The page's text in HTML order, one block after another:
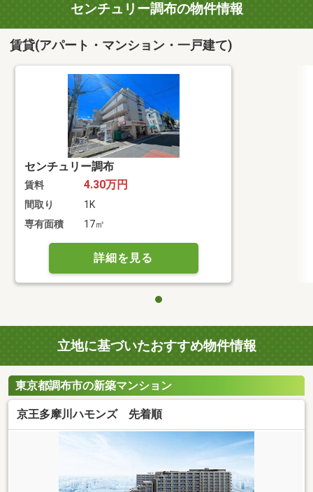
センチュリー調布の物件情報
賃貸(アパート・マンション・一戸建て)
センチュリー調布
賃料 4.30万円
間取り
1K
専有面積
17㎡
詳細を見る
立地に基づいたおすすめ物件情報
東京都調布市の新築マンション
京王多摩川ハモンズ 先着順